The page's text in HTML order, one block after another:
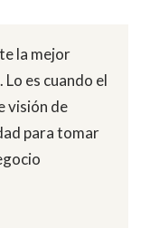
la mejor
es cuando el
visión de
para tomar